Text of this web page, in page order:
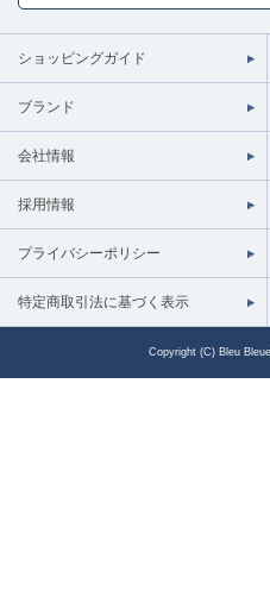
ショッピングガイド
ブランド
会社情報
採用情報
プライバシーポリシー
特定商取引法に基づく表示
Copyright (C) Bleu